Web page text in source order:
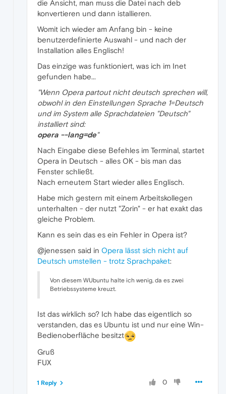
die Ansicht, man muss die Datei nach deb
konvertieren und dann istallieren.
Womit ich wieder am Anfang bin - keine
benutzerdefinierte Auswahl - und nach der
Installation alles Englisch!
Das einzige was funktioniert, was ich im Inet
gefunden habe...
"Wenn Opera partout nicht deutsch sprechen will,
obwohl in den Einstellungen Sprache 1=Deutsch
und im System alle Sprachdateien "Deutsch"
installiert sind:
opera --lang=de"
Nach Eingabe diese Befehles im Terminal, startet
Opera in Deutsch - alles OK - bis man das
Fenster schließt.
Nach erneutem Start wieder alles Englisch.
Habe mich gestern mit einem Arbeitskollegen
unterhalten - der nutzt "Zorin" - er hat exakt das
gleiche Problem.
Kann es sein das es ein Fehler in Opera ist?
@jenessen said in Opera lässt sich nicht auf
Deutsch umstellen - trotz Sprachpaket:
Von diesem WUbuntu halte ich wenig, da es zwei
Betriebssysteme kreuzt.
Ist das wirklich so? Ich habe das eigentlich so
verstanden, das es Ubuntu ist und nur eine Win-
Bedienoberfläche besitzt
Gruß
FUX
0
1 Reply